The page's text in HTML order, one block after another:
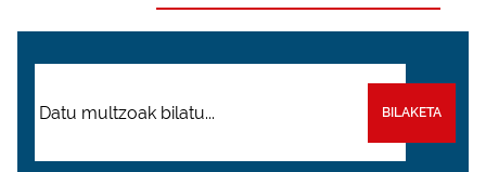
BILAKETA